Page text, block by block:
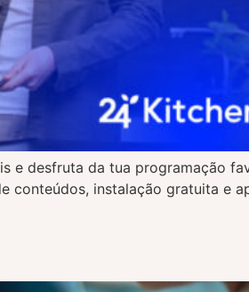
e desfruta da tua programação
conteúdos, instalação gratuita e